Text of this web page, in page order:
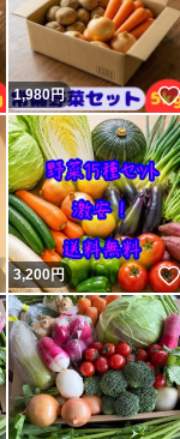
いいね！
1,980円
いいね！
3,200円